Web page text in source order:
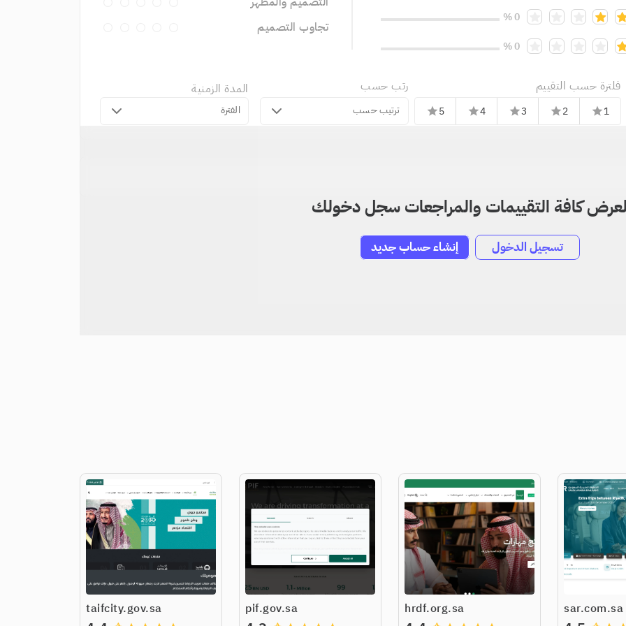
0 %
0 %
تجاوب التصميم
فلترة حسب التقييم
1
star
2
star
3
star
4
star
5
star
رتب حسب
ترتيب حسب
المدة الزمنية
الفترة
لعرض كافة التقييمات والمراجعات سجل دخولك
تسجيل الدخول إنشاء حساب جديد
sar.com.sa
hrdf.org.sa
pif.gov.sa
taifcity.gov.sa